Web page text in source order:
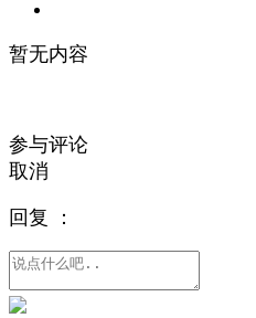
暂无内容
参与评论
取消
回复 ：